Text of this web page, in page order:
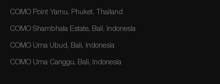
COMO Point Yamu, Phuket, Thailand
COMO Shambhala Estate, Bali, Indonesia
COMO Uma Ubud, Bali, Indonesia
COMO Uma Canggu, Bali, Indonesia